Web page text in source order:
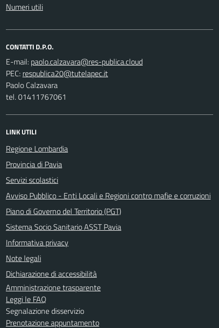
Numeri utili
CONTATTI D.P.O.
E-mail:
PEC:
Paolo Calzavara
tel. 01411767061
LINK UTILI
Regione Lombardia
Provincia di Pavia
Servizi scolastici
Avviso Pubblico - Enti Locali e Regioni contro mafie e corruzioni
Piano di Governo del Territorio (PGT)
Sistema Socio Sanitario ASST Pavia
Informativa privacy
Note legali
Dichiarazione di accessibilità
Amministrazione trasparente
Leggi le FAQ
Segnalazione disservizio
Prenotazione appuntamento